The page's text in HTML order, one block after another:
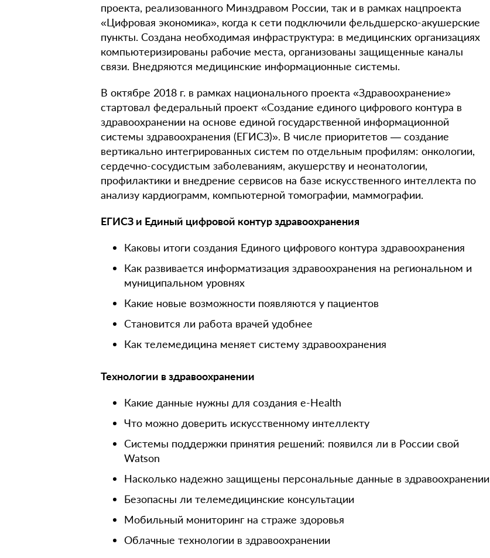
проекта, реализованного Минздравом России, так и в рамках нацпроекта
«Цифровая экономика», когда к сети подключили фельдшерско-акушерские
пункты. Создана необходимая инфраструктура: в медицинских организациях
компьютеризированы рабочие места, организованы защищенные каналы
связи. Внедряются медицинские информационные системы.
В октябре 2018 г. в рамках национального проекта «Здравоохранение»
стартовал федеральный проект «Создание единого цифрового контура в
здравоохранении на основе единой государственной информационной
системы здравоохранения (ЕГИСЗ)». В числе приоритетов — создание
вертикально интегрированных систем по отдельным профилям: онкологии,
сердечно-сосудистым заболеваниям, акушерству и неонатологии,
профилактики и внедрение сервисов на базе искусственного интеллекта по
анализу кардиограмм, компьютерной томографии, маммографии.
ЕГИСЗ и Единый цифровой контур здравоохранения
Каковы итоги создания Единого цифрового контура здравоохранения
Как развивается информатизация здравоохранения на региональном и
муниципальном уровнях
Какие новые возможности появляются у пациентов
Становится ли работа врачей удобнее
Как телемедицина меняет систему здравоохранения
Технологии в здравоохранении
Какие данные нужны для создания e-Health
Что можно доверить искусственному интеллекту
Системы поддержки принятия решений: появился ли в России свой
Watson
Насколько надежно защищены персональные данные в здравоохранении
Безопасны ли телемедицинские консультации
Мобильный мониторинг на страже здоровья
Облачные технологии в здравоохранении